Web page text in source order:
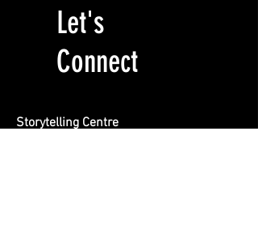
Let's
Connect
Storytelling Centre